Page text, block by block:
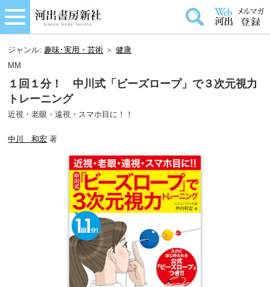
ジャンル: 趣味･実用・芸術 ＞健康
MM
１回１分！ 中川式「ビーズロープ」で３次元視力
トレーニング
近視・老眼・遠視・スマホ目に！！
中川 和宏 著